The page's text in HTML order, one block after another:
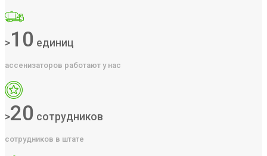
>10 единиц
ассенизаторов работают у нас
>20 сотрудников
сотрудников в штате